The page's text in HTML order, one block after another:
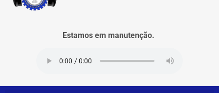
Estamos em manutenção.